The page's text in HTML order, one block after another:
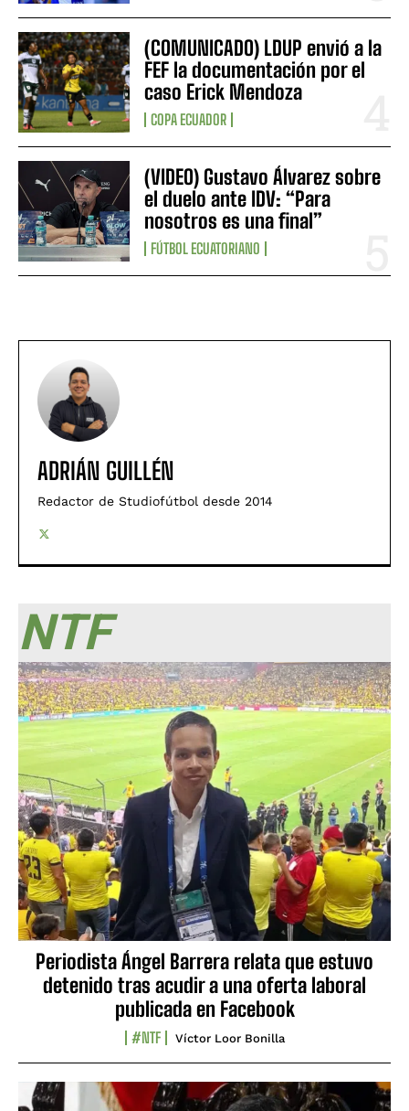
(COMUNICADO) LDUP envió a la
FEF la documentación por el
caso Erick Mendoza
COPA ECUADOR
(VIDEO) Gustavo Álvarez sobre
el duelo ante IDV: “Para
nosotros es una final”
FÚTBOL ECUATORIANO
ADRIÁN GUILLÉN
Redactor de Studiofútbol desde 2014
NTF
Periodista Ángel Barrera relata que estuvo
detenido tras acudir a una oferta laboral
publicada en Facebook
#NTF Víctor Loor Bonilla